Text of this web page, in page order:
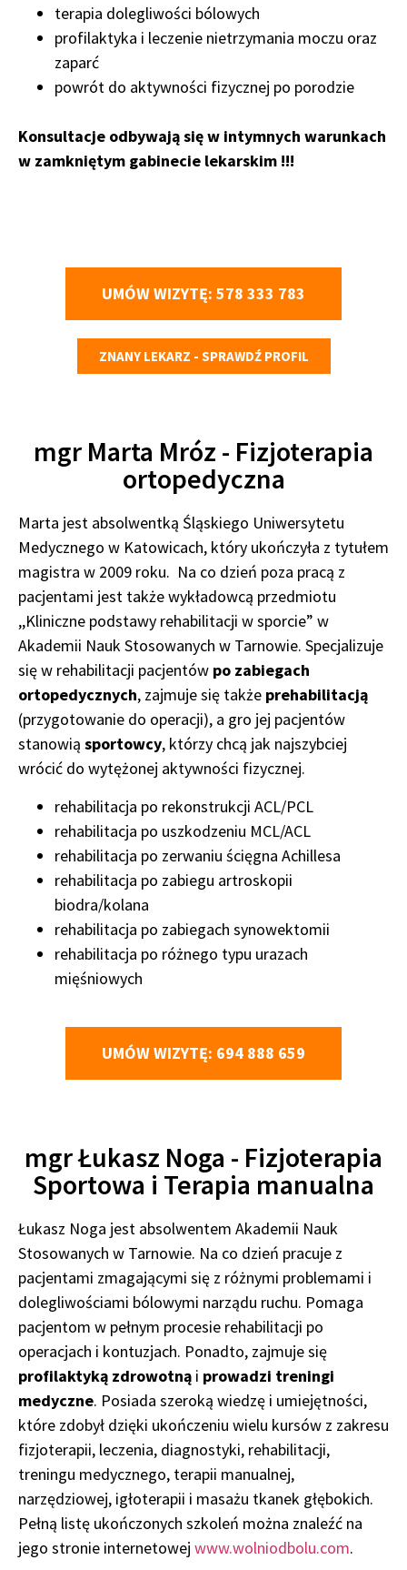
terapia dolegliwości bólowych
profilaktyka i leczenie nietrzymania moczu oraz
zaparć
powrót do aktywności fizycznej po porodzie
Konsultacje odbywają się w intymnych warunkach
w zamkniętym gabinecie lekarskim !!!
UMÓW WIZYTĘ: 578 333 783
ZNANY LEKARZ - SPRAWDŹ PROFIL
mgr Marta Mróz - Fizjoterapia
ortopedyczna
Marta jest absolwentką Śląskiego Uniwersytetu
Medycznego w Katowicach, który ukończyła z tytułem
magistra w 2009 roku. Na co dzień poza pracą z
pacjentami jest także wykładowcą przedmiotu
,,Kliniczne podstawy rehabilitacji w sporcie” w
Akademii Nauk Stosowanych w Tarnowie. Specjalizuje
się w rehabilitacji pacjentów po zabiegach
ortopedycznych, zajmuje się także prehabilitacją
(przygotowanie do operacji), a gro jej pacjentów
stanowią sportowcy, którzy chcą jak najszybciej
wrócić do wytężonej aktywności fizycznej.
rehabilitacja po rekonstrukcji ACL/PCL
rehabilitacja po uszkodzeniu MCL/ACL
rehabilitacja po zerwaniu ścięgna Achillesa
rehabilitacja po zabiegu artroskopii
biodra/kolana
rehabilitacja po zabiegach synowektomii
rehabilitacja po różnego typu urazach
mięśniowych
UMÓW WIZYTĘ: 694 888 659
mgr Łukasz Noga - Fizjoterapia
Sportowa i Terapia manualna
Łukasz Noga jest absolwentem Akademii Nauk
Stosowanych w Tarnowie. Na co dzień pracuje z
pacjentami zmagającymi się z różnymi problemami i
dolegliwościami bólowymi narządu ruchu. Pomaga
pacjentom w pełnym procesie rehabilitacji po
operacjach i kontuzjach. Ponadto, zajmuje się
profilaktyką zdrowotną i prowadzi treningi
medyczne. Posiada szeroką wiedzę i umiejętności,
które zdobył dzięki ukończeniu wielu kursów z zakresu
fizjoterapii, leczenia, diagnostyki, rehabilitacji,
treningu medycznego, terapii manualnej,
narzędziowej, igłoterapii i masażu tkanek głębokich.
Pełną listę ukończonych szkoleń można znaleźć na
jego stronie internetowej www.wolniodbolu.com.